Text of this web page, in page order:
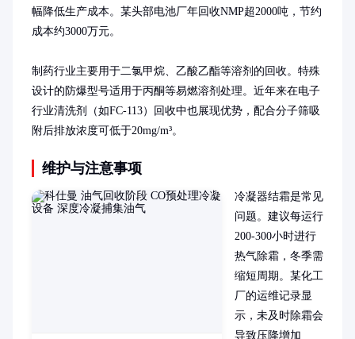
幅降低生产成本。某头部电池厂年回收NMP超2000吨，节约
成本约3000万元。
制药行业主要用于二氯甲烷、乙酸乙酯等溶剂的回收。特殊
设计的防爆型号适用于丙酮等易燃溶剂处理。近年来在电子
行业清洗剂（如FC-113）回收中也展现优势，配合分子筛吸
附后排放浓度可低于20mg/m³。
维护与注意事项
冷凝器结霜是常见
问题。建议每运行
200-300小时进行
热气除霜，冬季需
缩短周期。某化工
厂的运维记录显
示，未及时除霜会
导致压降增加